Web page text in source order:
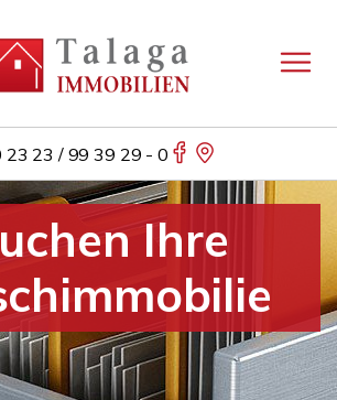
23 23 / 99 39 29 - 0
Ihre